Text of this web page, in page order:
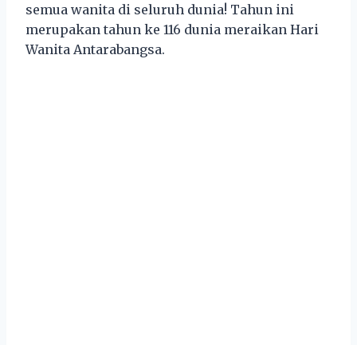
semua wanita di seluruh dunia! Tahun ini
merupakan tahun ke 116 dunia meraikan Hari
Wanita Antarabangsa.